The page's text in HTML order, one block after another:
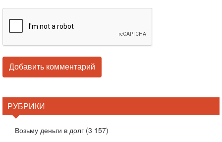
РУБРИКИ
Возьму деньги в долг (3 157)